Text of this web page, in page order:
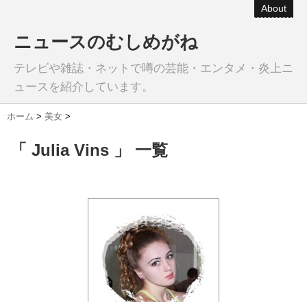
About
ニュースのむしめがね
テレビや雑誌・ネットで噂の芸能・エンタメ・炎上ニ
ュースを紹介しています。
ホーム > 美女 >
「 Julia Vins 」 一覧